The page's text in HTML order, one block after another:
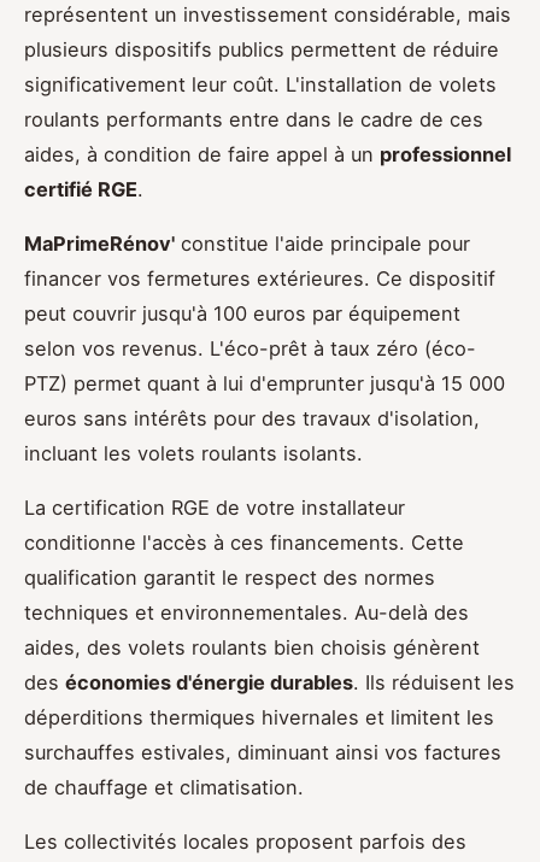
représentent un investissement considérable, mais
plusieurs dispositifs publics permettent de réduire
significativement leur coût. L'installation de volets
roulants performants entre dans le cadre de ces
aides, à condition de faire appel à un professionnel
certifié RGE.
MaPrimeRénov' constitue l'aide principale pour
financer vos fermetures extérieures. Ce dispositif
peut couvrir jusqu'à 100 euros par équipement
selon vos revenus. L'éco-prêt à taux zéro (éco-
PTZ) permet quant à lui d'emprunter jusqu'à 15 000
euros sans intérêts pour des travaux d'isolation,
incluant les volets roulants isolants.
La certification RGE de votre installateur
conditionne l'accès à ces financements. Cette
qualification garantit le respect des normes
techniques et environnementales. Au-delà des
aides, des volets roulants bien choisis génèrent
des économies d'énergie durables. Ils réduisent les
déperditions thermiques hivernales et limitent les
surchauffes estivales, diminuant ainsi vos factures
de chauffage et climatisation.
Les collectivités locales proposent parfois des